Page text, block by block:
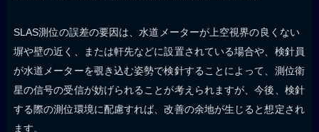
SLAS測位の誤差の要因は、水道メーターが上空視界の良くない
塀や壁の近く、または軒先などに設置されている場合や、検針員
が水道メーターを覗き込む姿勢で検針することによって、測位衛
星の信号の受信が妨げられることが考えられますが、今後、検針
する際の測位環境に配慮すれば、改善の余地が生じると想定され
ます。